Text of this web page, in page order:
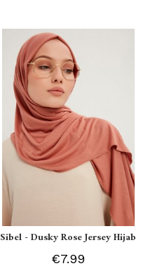
Sibel - Dusky Rose Jersey Hijab
€7.99